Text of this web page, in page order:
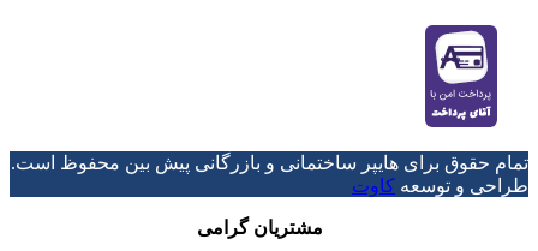
تمام حقوق برای هایپر ساختمانی و بازرگانی پیش بین محفوظ است.
طراحی و توسعه کاوت
مشتریان گرامی